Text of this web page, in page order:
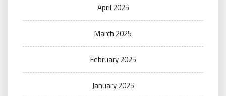
April 2025
March 2025
February 2025
January 2025